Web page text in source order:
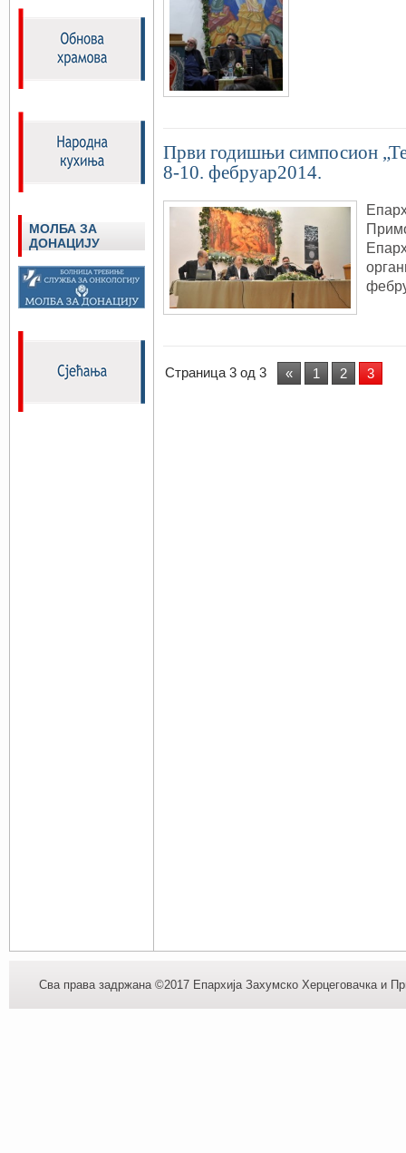
Први годишњи симпосион
8-10. фебруар2014.
Страница 3 од 3 « 1 2 3
МОЛБА ЗА
ДОНАЦИЈУ
Сва права задржана ©2017 Епархија Захумско Херцеговачка и